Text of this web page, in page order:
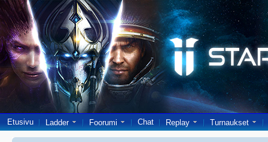
Etusivu Ladder Foorumi Chat Replay Turnaukset